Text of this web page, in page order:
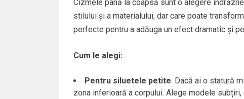
Cizmele până la coapsă sunt o alegere
stilului și a materialului, dar care poate
perfecte pentru a adăuga un efect dramatic și
Cum le alegi:
Pentru siluetele petite: Dacă ai o statură
zona inferioară a corpului. Alege modele